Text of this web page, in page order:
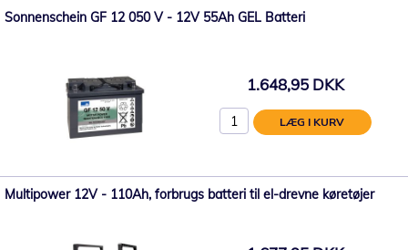
Sonnenschein GF 12 050 V - 12V 55Ah GEL Batteri
1.648,95 DKK
LÆG I KURV
Multipower 12V - 110Ah, forbrugs batteri til el-drevne køretøjer